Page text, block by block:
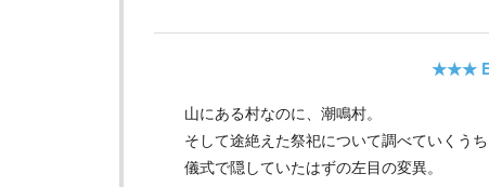
★★★
山にある村なのに、潮鳴村。
そして途絶えた祭祀について調べていくう
儀式で隠していたはずの左目の変異。